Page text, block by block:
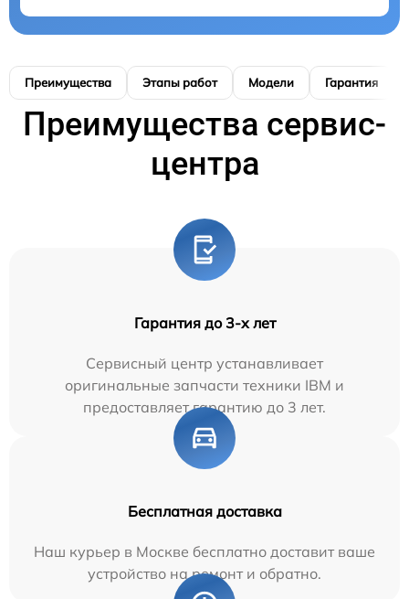
Преимущества Этапы работ Модели Гарантия
Преимущества сервис-
центра
Гарантия до 3-х лет
Сервисный центр устанавливает
оригинальные запчасти техники IBM и
предоставляет гарантию до 3 лет.
Бесплатная доставка
Наш курьер в Москве бесплатно доставит ваше
устройство на ремонт и обратно.